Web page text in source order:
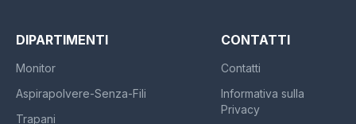
DIPARTIMENTI
Monitor
Aspirapolvere-Senza-Fili
Trapani
CONTATTI
Contatti
Informativa sulla
Privacy